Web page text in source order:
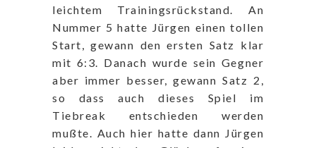
leichtem Trainingsrückstand. An
Nummer 5 hatte Jürgen einen tollen
Start, gewann den ersten Satz klar
mit 6:3. Danach wurde sein Gegner
aber immer besser, gewann Satz 2,
so dass auch dieses Spiel im
Tiebreak entschieden werden
mußte. Auch hier hatte dann Jürgen